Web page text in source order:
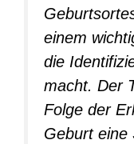
einem
die
macht. Der
Folge der
Geburt eine